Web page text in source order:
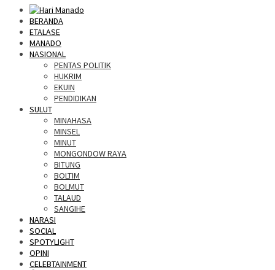
BERANDA
ETALASE
MANADO
NASIONAL
PENTAS POLITIK
HUKRIM
EKUIN
PENDIDIKAN
SULUT
MINAHASA
MINSEL
MINUT
MONGONDOW RAYA
BITUNG
BOLTIM
BOLMUT
TALAUD
SANGIHE
NARASI
SOCIAL
SPOTYLIGHT
OPINI
CELEBTAINMENT